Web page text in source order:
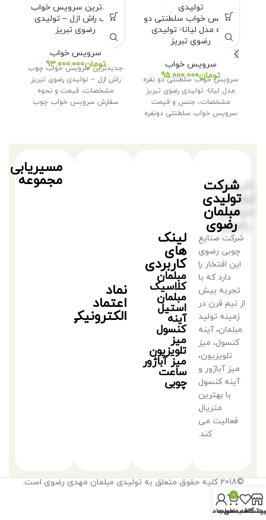
سرویس خواب سلطنتی دو
نفره مدل لیانا- تولیدی
رضوی تبریز
سرویس خواب
تومان
سرویس خواب سلطنتی دو نفره
مدل لیانا- تولیدی رضوی تبریز
مشخصات، جنس و قیمت
سرویس خواب سلطنتی دونفره
جدیدترین سرویس خواب
چوب راش ازل – تولیدی
رضوی تبریز
سرویس خواب
تومان
جدیدترین سرویس خواب چوب
راش ازل – تولیدی رضوی تبریز
مشخصات، قیمت و نحوه
سفارش سرویس خواب چوب
شرکت
تولیدی
مبلمان
رضوی
شرکت صنایع
چوبی رضوی
این افتخار را
دارد که با
تجربه بیش
از نیم قرن در
زمینه تولید
مبلمان، آینه
کنسول، میز
تلویزیون،
میز آباژور و
آینه کنسول
با بهترین
متریال
فعالیت می
کند.
لینک
های
کاربردی
مبلمان
کلاسیک
مبلمان
استیل
آینه
کنسول
میز
تلویزیون
میز آباژور
ساعت
چوبی
نماد
اعتماد
الکترونیکی
مسیریابی
مجموعه
©2018 کلیه حقوق متعلق به تولیدی مبلمان مهدی رضوی است.
علاقه مندی ها
0
سبد خرید
حساب من